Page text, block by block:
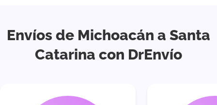
Envíos de Michoacán a Santa
Catarina con DrEnvío